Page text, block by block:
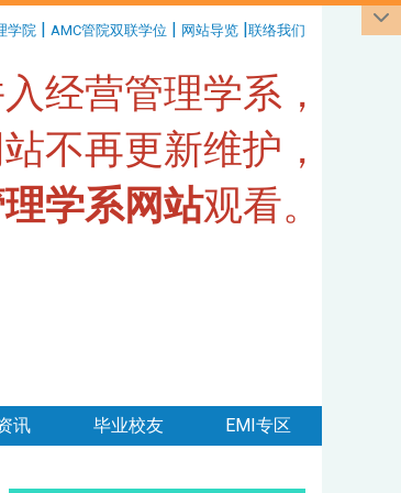
学院 | AMC管院双联学位 | 网站导览 |联络我们
经营管理学系，
不再更新维护，
学系网站观看。
讯 毕业校友 EMI专区